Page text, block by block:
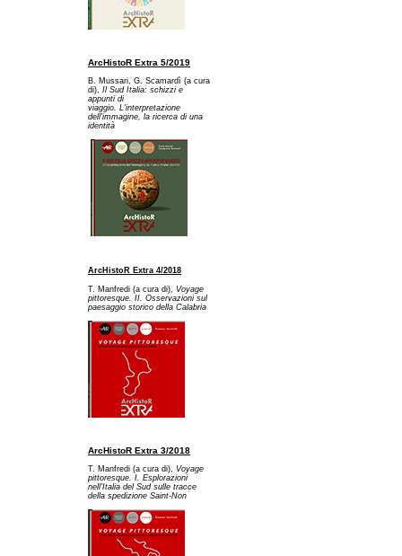
ArcHistoR Extra 5/2019
B. Mussari, G. Scamardì (a cura
di), Il Sud Italia: schizzi e
appunti di
viaggio. L'interpretazione
dell'immagine, la ricerca di una
identità
ArcHistoR Extra 4/2018
T. Manfredi (a cura di), Voyage
pittoresque. II. Osservazioni sul
paesaggio storico della Calabria
ArcHistoR Extra 3/2018
T. Manfredi (a cura di), Voyage
pittoresque. I. Esplorazioni
nell'Italia del Sud sulle tracce
della spedizione Saint-Non